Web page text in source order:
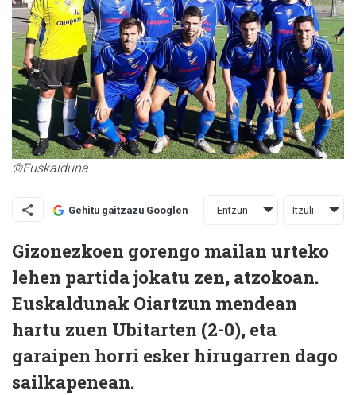
©Euskalduna
Gehitu gaitzazu Googlen Entzun Itzuli
Gizonezkoen gorengo mailan urteko
lehen partida jokatu zen, atzokoan.
Euskaldunak Oiartzun mendean
hartu zuen Ubitarten (2-0), eta
garaipen horri esker hirugarren dago
sailkapenean.